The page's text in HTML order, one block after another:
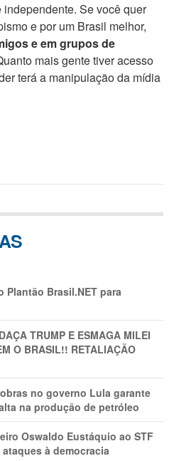
independente. Se você quer
e por um Brasil melhor,
e em grupos de
mais gente tiver acesso
terá a manipulação da mídia
Plantão Brasil.NET para
TRUMP E ESMAGA MILEI
O BRASIL!! RETALIAÇÃO
no governo Lula garante
na produção de petróleo
Oswaldo Eustáquio ao STF
à democracia